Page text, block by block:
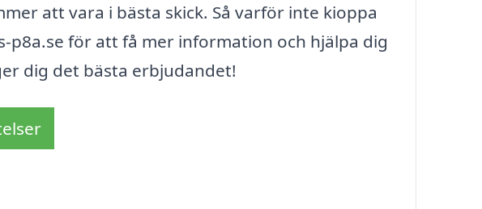
att vara i bästa skick. Så varför inte kioppa
p8a.se för att få mer information och hjälpa dig
dig det bästa erbjudandet!